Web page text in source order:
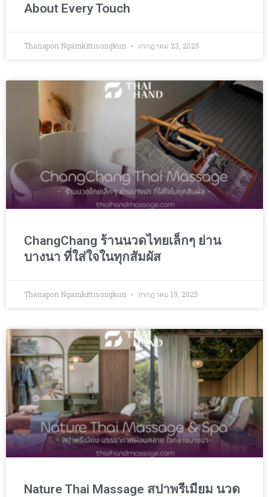
About Every Touch
Thanapon Ngamkittisongkun กรกฎาคม 23, 2025
ChangChang ร้านนวดไทยเล็กๆ ย่าน
บางนา ที่ใส่ใจในทุกสัมผัส
Thanapon Ngamkittisongkun กรกฎาคม 19, 2025
Nature Thai Massage สปาพรีเมียม นวด